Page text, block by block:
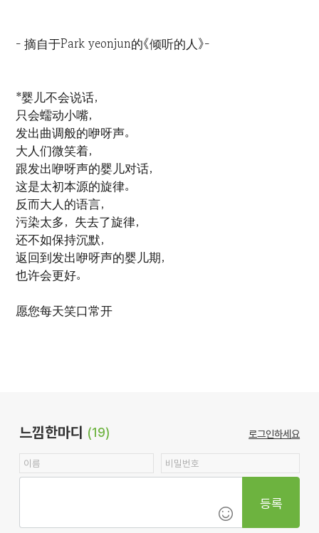
- 摘自于Park yeonjun的《倾听的人》-
*婴儿不会说话，
只会蠕动小嘴，
发出曲调般的咿呀声。
大人们微笑着，
跟发出咿呀声的婴儿对话，
这是太初本源的旋律。
反而大人的语言，
污染太多，失去了旋律，
还不如保持沉默，
返回到发出咿呀声的婴儿期，
也许会更好。
愿您每天笑口常开
느낌한마디 (19) 로그인하세요
등록